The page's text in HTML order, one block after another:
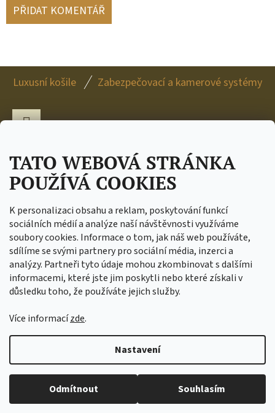
TATO WEBOVÁ STRÁNKA
POUŽÍVÁ COOKIES
K personalizaci obsahu a reklam, poskytování funkcí
sociálních médií a analýze naší návštěvnosti využíváme
soubory cookies. Informace o tom, jak náš web používáte,
sdílíme se svými partnery pro sociální média, inzerci a
analýzy. Partneři tyto údaje mohou zkombinovat s dalšími
informacemi, které jste jim poskytli nebo které získali v
důsledku toho, že používáte jejich služby.
Více informacízde.
Nastavení
Odmítnout Souhlasím
PŘIDAT KOMENTÁŘ
P
T
Luxusní košile Zabezpečovací a kamerové systémy
C.I.T. trade s.r.o. 17. listopadu 10 549 41 Červený
04672920
Vytvořil Shoptet
Copyright 2026C.I.T. Trade. Všechna práva vyhrazena.
Upravit nastavení cookies